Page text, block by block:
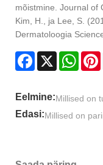
mõistmine. Journal of
Kim, H., ja Lee, S.
Dermatoloogia
Facebook
X
Eelmine:Millised on
Edasi:Millised on